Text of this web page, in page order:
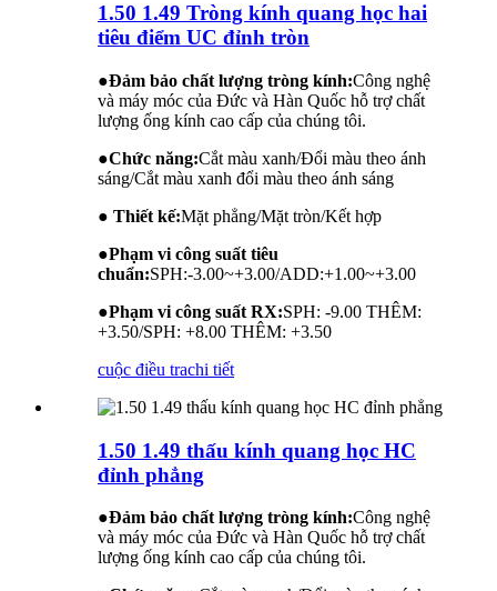
1.50 1.49 Tròng kính quang học hai
tiêu điểm UC đỉnh tròn
●Đảm bảo chất lượng tròng kính:Công nghệ
và máy móc của Đức và Hàn Quốc hỗ trợ chất
lượng ống kính cao cấp của chúng tôi.
●Chức năng:Cắt màu xanh/Đổi màu theo ánh
sáng/Cắt màu xanh đổi màu theo ánh sáng
● Thiết kế:Mặt phẳng/Mặt tròn/Kết hợp
●Phạm vi công suất tiêu
chuẩn:SPH:-3.00~+3.00/ADD:+1.00~+3.00
●Phạm vi công suất RX:SPH: -9.00 THÊM:
+3.50/SPH: +8.00 THÊM: +3.50
cuộc điều trachi tiết
1.50 1.49 thấu kính quang học HC
đỉnh phẳng
●Đảm bảo chất lượng tròng kính:Công nghệ
và máy móc của Đức và Hàn Quốc hỗ trợ chất
lượng ống kính cao cấp của chúng tôi.